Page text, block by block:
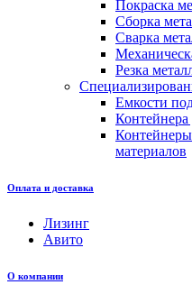
Покраска
Сборка
Сварка
Резка
Емкости
материалов
Оплата и доставка
Лизинг
Авито
О компании